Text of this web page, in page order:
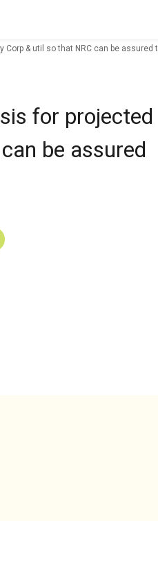
& util so that NRC can be
for projected
be assured